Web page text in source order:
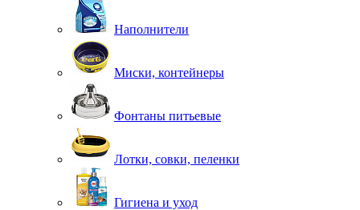
Наполнители
Миски, контейнеры
Фонтаны питьевые
Лотки, совки, пеленки
Гигиена и уход